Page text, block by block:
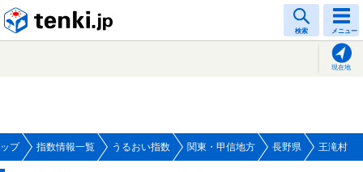
検索 メニュー
現在地
プ 指数情報一覧 うるおい指数 関東・甲信地方 長野県 王滝村